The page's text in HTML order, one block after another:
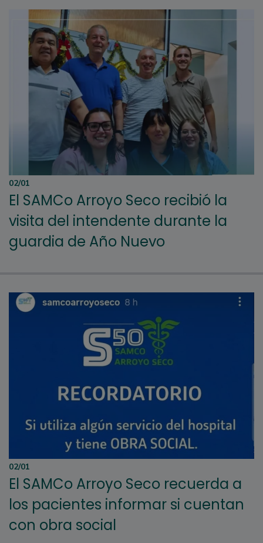
02/01
El SAMCo Arroyo Seco recibió la
visita del intendente durante la
guardia de Año Nuevo
02/01
El SAMCo Arroyo Seco recuerda a
los pacientes informar si cuentan
con obra social